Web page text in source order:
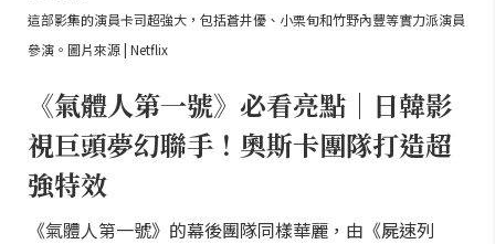
這部影集的演員卡司超強大，包括蒼井優、小栗旬和竹野內豐等實力派演員
參演。圖片來源 | Netflix
《氣體人第一號》必看亮點｜日韓影
視巨頭夢幻聯手！奧斯卡團隊打造超
強特效
《氣體人第一號》的幕後團隊同樣華麗，由《屍速列